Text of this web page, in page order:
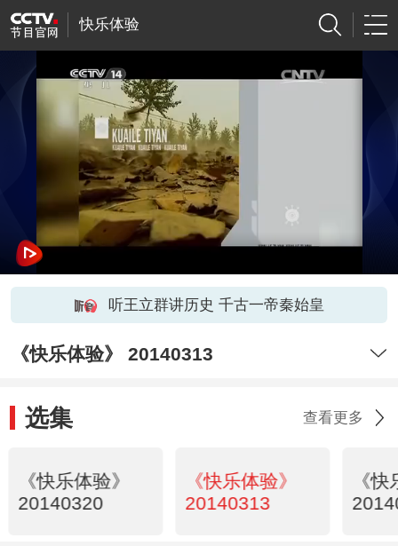
快乐体验
听王立群讲历史 千古一帝秦始皇
《快乐体验》 20140313
选集 查看更多
《快乐体验》
20140320
《快乐体验》
20140313
《